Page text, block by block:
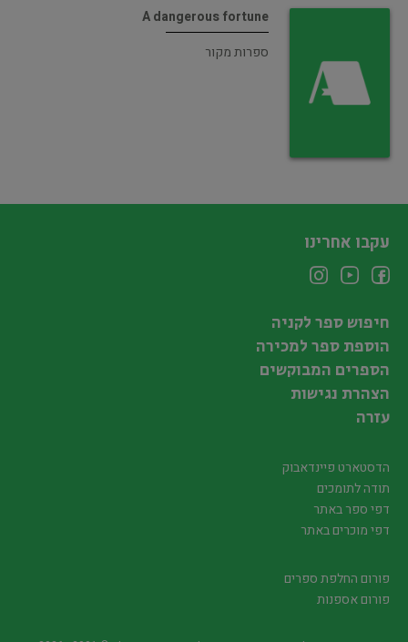
A dangerous fortune
ספרות מקור
עקבו אחרינו
חיפוש ספר לקניה
הוספת ספר למכירה
הספרים המבוקשים
הצהרת נגישות
עזרה
הדסטארט פיינדאבוק
תודה לתומכים
דפי ספר באתר
דפי מוכרים באתר
פורום החלפת ספרים
פורום אספנות